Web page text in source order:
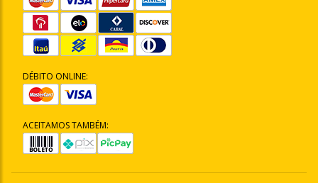
DÉBITO ONLINE:
ACEITAMOS TAMBÉM: